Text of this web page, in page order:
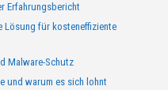
Erfahrungsbericht
Lösung für kosteneffiziente
Malware-Schutz
und warum es sich lohnt